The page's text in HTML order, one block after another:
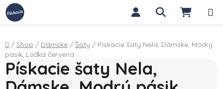
Prejsť na obsah Hľadať
Domov
/ Shop / Dámske / Šaty / Pískacie šaty Nela, Dámske, Modrý
pásik, Loďka červená
Pískacie šaty Nela,